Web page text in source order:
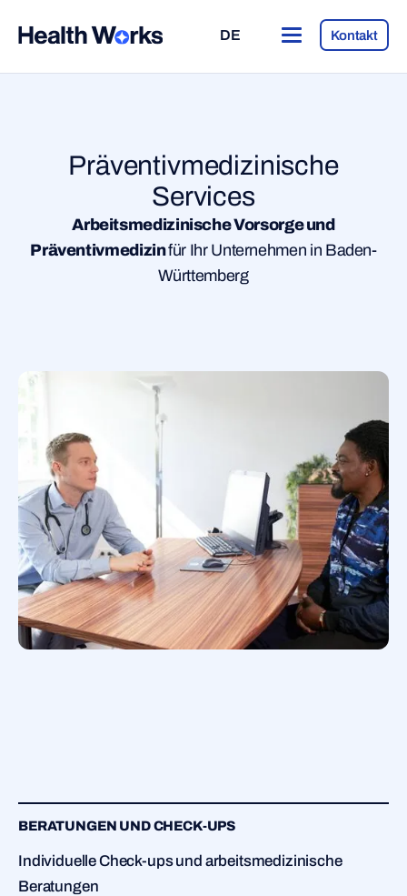
DE Kontakt
Präventivmedizinische
Services
Arbeitsmedizinische Vorsorge und
Präventivmedizinfür Ihr Unternehmen in Baden-
Württemberg
BERATUNGEN UND CHECK-UPS
Individuelle Check-ups und arbeitsmedizinische
Beratungen